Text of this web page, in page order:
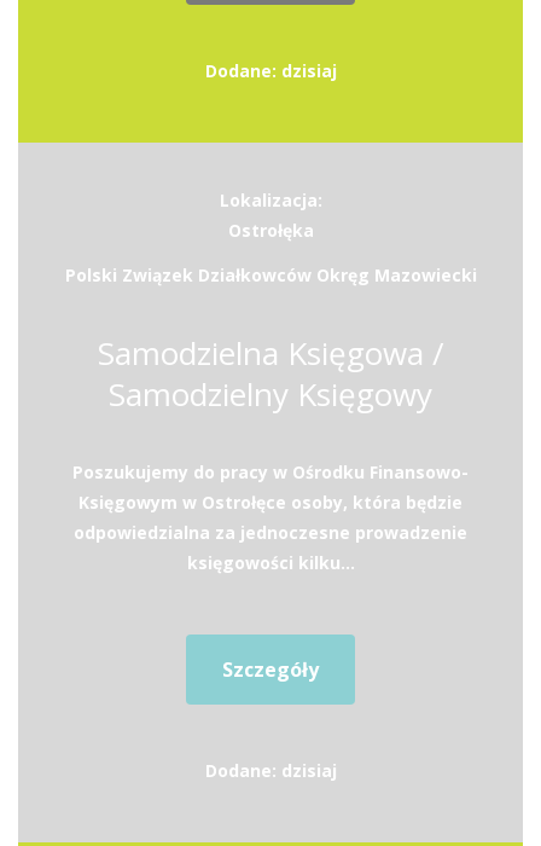
Dodane: dzisiaj
Lokalizacja:
Ostrołęka
Polski Związek Działkowców Okręg Mazowiecki
Samodzielna Księgowa /
Samodzielny Księgowy
Poszukujemy do pracy w Ośrodku Finansowo-
Księgowym w Ostrołęce osoby, która będzie
odpowiedzialna za jednoczesne prowadzenie
księgowości kilku...
Szczegóły
Dodane: dzisiaj